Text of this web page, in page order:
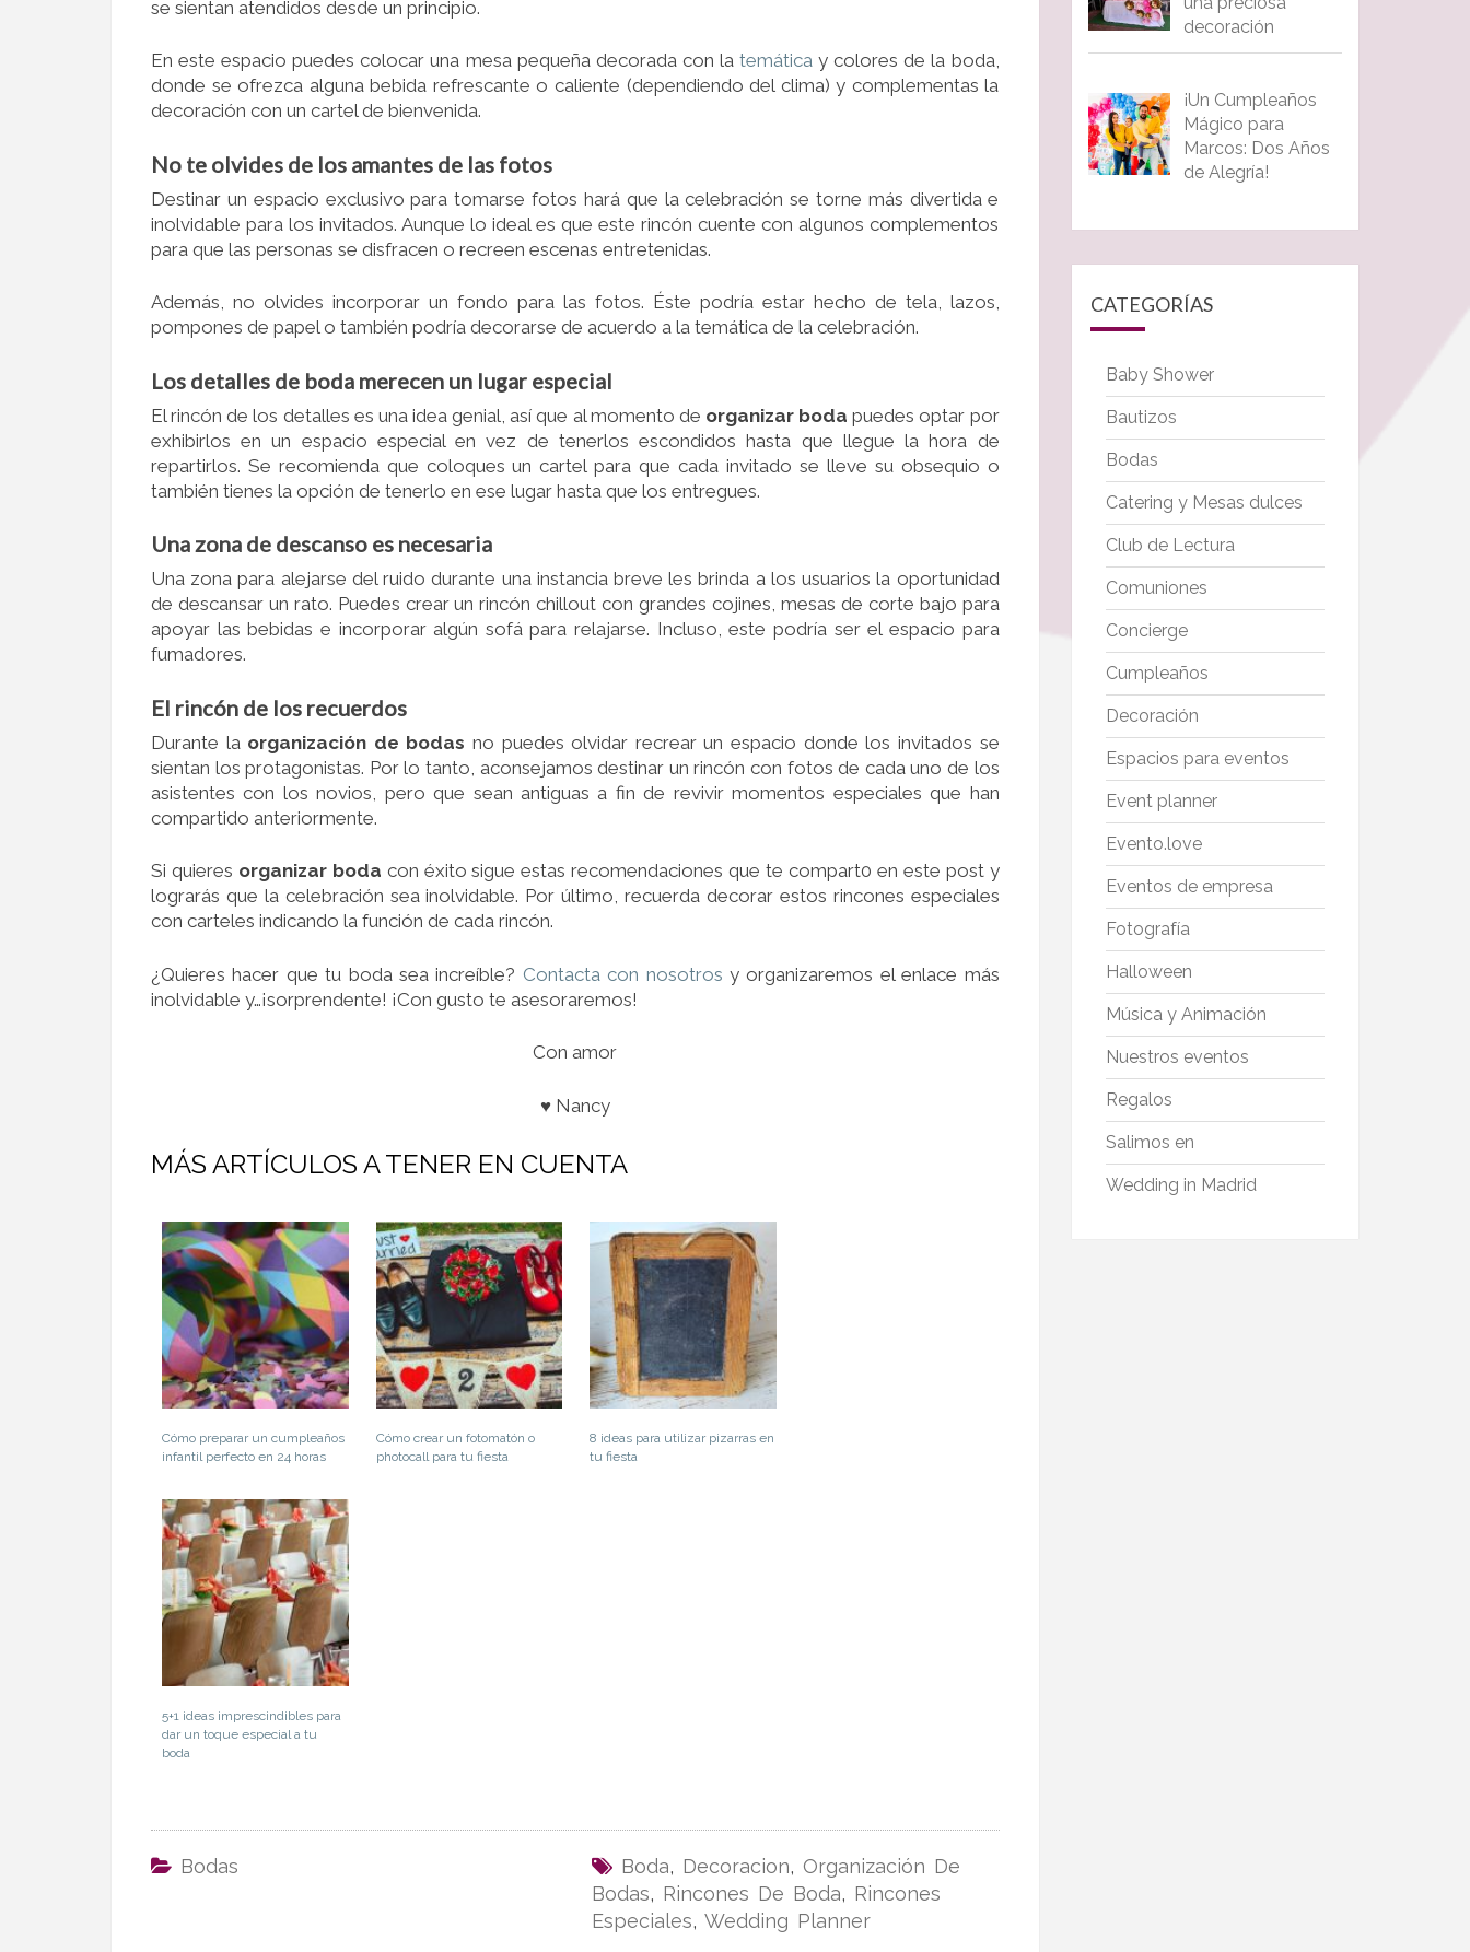
se sientan atendidos desde un principio.
En este espacio puedes colocar una mesa pequeña decorada con latemática y colores de la boda,
donde se ofrezca alguna bebida refrescante o caliente (dependiendo del clima) y complementas la
decoración con un cartel de bienvenida.
No te olvides de los amantes de las fotos
Destinar un espacio exclusivo para tomarse fotos hará que la celebración se torne más divertida e
inolvidable para los invitados. Aunque lo ideal es que este rincón cuente con algunos complementos
para que las personas se disfracen o recreen escenas entretenidas.
Además, no olvides incorporar un fondo para las fotos. Éste podría estar hecho de tela, lazos,
pompones de papel o también podría decorarse de acuerdo a la temática de la celebración.
Los detalles de boda merecen un lugar especial
El rincón de los detalles es una idea genial, así que al momento de organizar bodapuedes optar por
exhibirlos en un espacio especial en vez de tenerlos escondidos hasta que llegue la hora de
repartirlos. Se recomienda que coloques un cartel para que cada invitado se lleve su obsequio o
también tienes la opción de tenerlo en ese lugar hasta que los entregues.
Una zona de descanso es necesaria
Una zona para alejarse del ruido durante una instancia breve les brinda a los usuarios la oportunidad
de descansar un rato. Puedes crear un rincón chillout con grandes cojines, mesas de corte bajo para
apoyar las bebidas e incorporar algún sofá para relajarse. Incluso, este podría ser el espacio para
fumadores.
El rincón de los recuerdos
Durante la organización de bodasno puedes olvidar recrear un espacio donde los invitados se
sientan los protagonistas. Por lo tanto, aconsejamos destinar un rincón con fotos de cada uno de los
asistentes con los novios, pero que sean antiguas a fin de revivir momentos especiales que han
compartido anteriormente.
Si quieres organizar boda con éxito sigue estas recomendaciones que te compart0 en este post y
lograrás que la celebración sea inolvidable. Por último, recuerda decorar estos rincones especiales
con carteles indicando la función de cada rincón.
¿Quieres hacer que tu boda sea increíble? Contacta con nosotros y organizaremos el enlace más
inolvidable y…¡sorprendente! ¡Con gusto te asesoraremos!
Con amor
♥ Nancy
MÁS ARTÍCULOS A TENER EN CUENTA
Cómo preparar un cumpleaños
infantil perfecto en 24 horas
Cómo crear un fotomatón o
photocall para tu fiesta
8 ideas para utilizar pizarras en
tu fiesta
5+1 ideas imprescindibles para
dar un toque especial a tu
boda
Bodas Boda, Decoracion, Organización De
Bodas, Rincones De Boda, Rincones
Especiales, Wedding Planner
decoración
¡Un Cumpleaños
Mágico para
Marcos: Dos Años
de Alegría!
CATEGORÍAS
Baby Shower
Bautizos
Bodas
Catering y Mesas dulces
Club de Lectura
Comuniones
Concierge
Cumpleaños
Decoración
Espacios para eventos
Event planner
Evento.love
Eventos de empresa
Fotografía
Halloween
Música y Animación
Nuestros eventos
Regalos
Salimos en
Wedding in Madrid